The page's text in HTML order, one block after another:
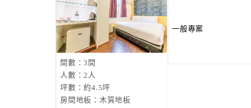
間數：3間
人數：2人
坪數：約4.5坪
房間地板：木質地板
一般專案